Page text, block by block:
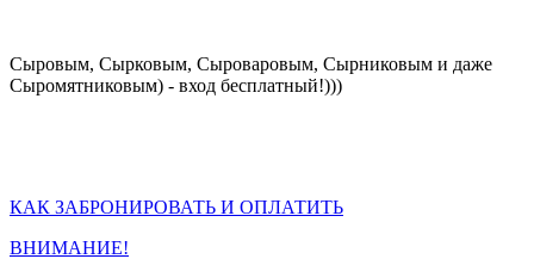
Сыровым, Сырковым, Сыроваровым, Сырниковым и даже
Сыромятниковым) - вход бесплатный!)))
КАК ЗАБРОНИРОВАТЬ И ОПЛАТИТЬ
ВНИМАНИЕ!